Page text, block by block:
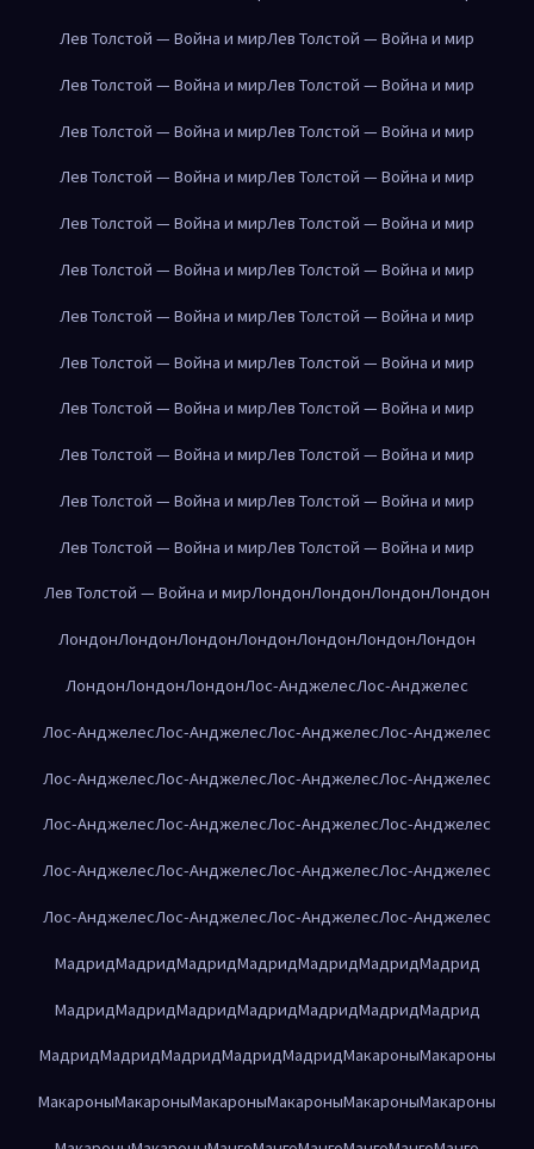
Лев Толстой — Война и мирЛев Толстой — Война и мир
Лев Толстой — Война и мирЛев Толстой — Война и мир
Лев Толстой — Война и мирЛев Толстой — Война и мир
Лев Толстой — Война и мирЛев Толстой — Война и мир
Лев Толстой — Война и мирЛев Толстой — Война и мир
Лев Толстой — Война и мирЛев Толстой — Война и мир
Лев Толстой — Война и мирЛев Толстой — Война и мир
Лев Толстой — Война и мирЛев Толстой — Война и мир
Лев Толстой — Война и мирЛев Толстой — Война и мир
Лев Толстой — Война и мирЛев Толстой — Война и мир
Лев Толстой — Война и мирЛев Толстой — Война и мир
Лев Толстой — Война и мирЛев Толстой — Война и мир
Лев Толстой — Война и мирЛондонЛондонЛондонЛондон
ЛондонЛондонЛондонЛондонЛондонЛондонЛондон
ЛондонЛондонЛондонЛос-АнджелесЛос-Анджелес
Лос-АнджелесЛос-АнджелесЛос-АнджелесЛос-Анджелес
Лос-АнджелесЛос-АнджелесЛос-АнджелесЛос-Анджелес
Лос-АнджелесЛос-АнджелесЛос-АнджелесЛос-Анджелес
Лос-АнджелесЛос-АнджелесЛос-АнджелесЛос-Анджелес
Лос-АнджелесЛос-АнджелесЛос-АнджелесЛос-Анджелес
МадридМадридМадридМадридМадридМадридМадрид
МадридМадридМадридМадридМадридМадридМадрид
МадридМадридМадридМадридМадридМакароныМакароны
МакароныМакароныМакароныМакароныМакароныМакароны